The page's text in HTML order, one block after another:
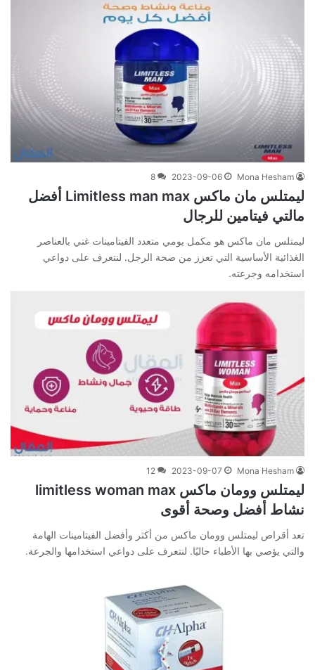
Mona Hesham
2023-09-06
8
ليمتلس مان ماكس Limitless man max أفضل
مالتي فيتامين للرجال
ليمتلس مان ماكس هو مكمل يومي متعدد الفيتامينات غني بالعناصر
الغذائية الأساسية التي تعزز من صحة الرجل. لنتعرف على دواعي
استخدامه وجرعته.
Mona Hesham
2023-09-07
12
ليمتلس وومان ماكس limitless woman max
نشاط أفضل وصحة أقوى
تعد أقراص ليمتلس وومان ماكس من أكثر وأفضل الفيتامينات الهامة
والتي يؤصي بها الأطباء حاليًا. لنتعرف على دواعي استخدامها والجرعة.